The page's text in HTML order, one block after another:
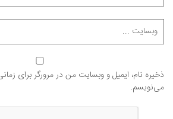
ذخیره نام، ایمیل و وبسایت من در مرورگر برای
می‌نویسم.